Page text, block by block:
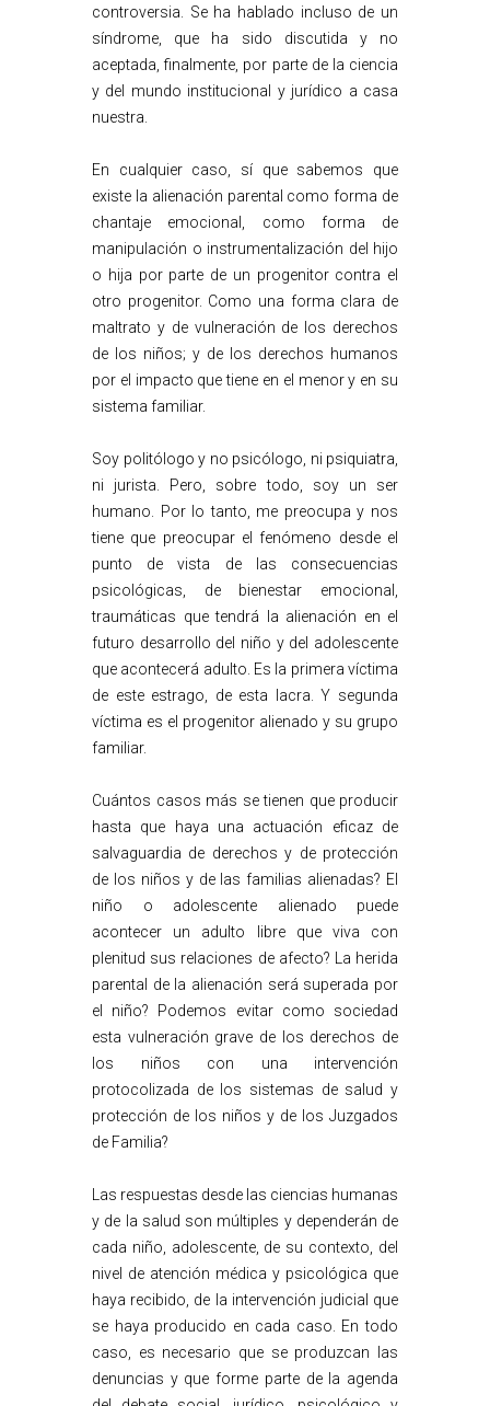
controversia. Se ha hablado incluso de un
síndrome, que ha sido discutida y no
aceptada, finalmente, por parte de la ciencia
y del mundo institucional y jurídico a casa
nuestra.
En cualquier caso, sí que sabemos que
existe la alienación parental como forma de
chantaje emocional, como forma de
manipulación o instrumentalización del hijo
o hija por parte de un progenitor contra el
otro progenitor. Como una forma clara de
maltrato y de vulneración de los derechos
de los niños; y de los derechos humanos
por el impacto que tiene en el menor y en su
sistema familiar.
Soy politólogo y no psicólogo, ni psiquiatra,
ni jurista. Pero, sobre todo, soy un ser
humano. Por lo tanto, me preocupa y nos
tiene que preocupar el fenómeno desde el
punto de vista de las consecuencias
psicológicas, de bienestar emocional,
traumáticas que tendrá la alienación en el
futuro desarrollo del niño y del adolescente
que acontecerá adulto. Es la primera víctima
de este estrago, de esta lacra. Y segunda
víctima es el progenitor alienado y su grupo
familiar.
Cuántos casos más se tienen que producir
hasta que haya una actuación eficaz de
salvaguardia de derechos y de protección
de los niños y de las familias alienadas? El
niño o adolescente alienado puede
acontecer un adulto libre que viva con
plenitud sus relaciones de afecto? La herida
parental de la alienación será superada por
el niño? Podemos evitar como sociedad
esta vulneración grave de los derechos de
los niños con una intervención
protocolizada de los sistemas de salud y
protección de los niños y de los Juzgados
de Familia?
Las respuestas desde las ciencias humanas
y de la salud son múltiples y dependerán de
cada niño, adolescente, de su contexto, del
nivel de atención médica y psicológica que
haya recibido, de la intervención judicial que
se haya producido en cada caso. En todo
caso, es necesario que se produzcan las
denuncias y que forme parte de la agenda